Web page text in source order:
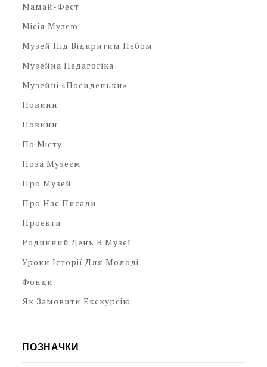
Мамай-Фест
Місія Музею
Музей Під Відкритим Небом
Музейна Педагогіка
Музейні «посиденьки»
Новини
Новини
По Місту
Поза Музеєм
Про Музей
Про Нас Писали
Проекти
Родинний День В Музеї
Уроки Історії Для Молоді
Фонди
Як Замовити Екскурсію
ПОЗНАЧКИ